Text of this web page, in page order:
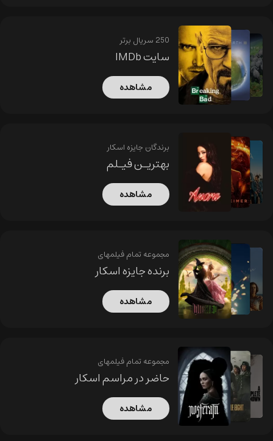
250 سریال برتر
سایت IMDb
مشاهده
برندگان جایزه اسکار
بهتریـن فیـلم
مشاهده
مجموعه تمام فیلمهای
برنده جایزه اسکار
مشاهده
مجموعه تمام فیلمهای
حاضر در مراسم اسکار
مشاهده